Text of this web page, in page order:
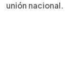
unión nacional.